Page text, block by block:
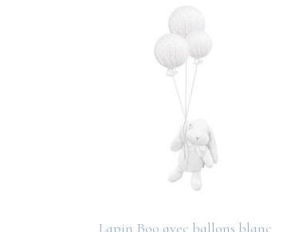
Lapin Boo avec ballons blanc